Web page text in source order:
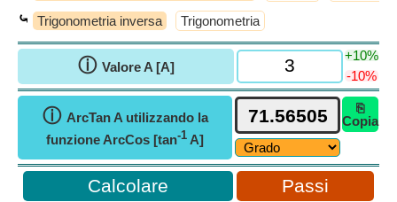
⤿ Trigonometria inversa Trigonometria
ⓘ Valore A [A]
+10%
-10%
ⓘ ArcTan A utilizzando la
funzione ArcCos [tan-1 A]
⎘
Copia
Passi